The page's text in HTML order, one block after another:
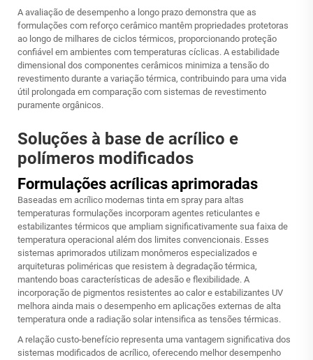
A avaliação de desempenho a longo prazo demonstra que as
formulações com reforço cerâmico mantêm propriedades protetoras
ao longo de milhares de ciclos térmicos, proporcionando proteção
confiável em ambientes com temperaturas cíclicas. A estabilidade
dimensional dos componentes cerâmicos minimiza a tensão do
revestimento durante a variação térmica, contribuindo para uma vida
útil prolongada em comparação com sistemas de revestimento
puramente orgânicos.
Soluções à base de acrílico e
polímeros modificados
Formulações acrílicas aprimoradas
Baseadas em acrílico modernas tinta em spray para altas
temperaturas formulações incorporam agentes reticulantes e
estabilizantes térmicos que ampliam significativamente sua faixa de
temperatura operacional além dos limites convencionais. Esses
sistemas aprimorados utilizam monômeros especializados e
arquiteturas poliméricas que resistem à degradação térmica,
mantendo boas características de adesão e flexibilidade. A
incorporação de pigmentos resistentes ao calor e estabilizantes UV
melhora ainda mais o desempenho em aplicações externas de alta
temperatura onde a radiação solar intensifica as tensões térmicas.
A relação custo-benefício representa uma vantagem significativa dos
sistemas modificados de acrílico, oferecendo melhor desempenho